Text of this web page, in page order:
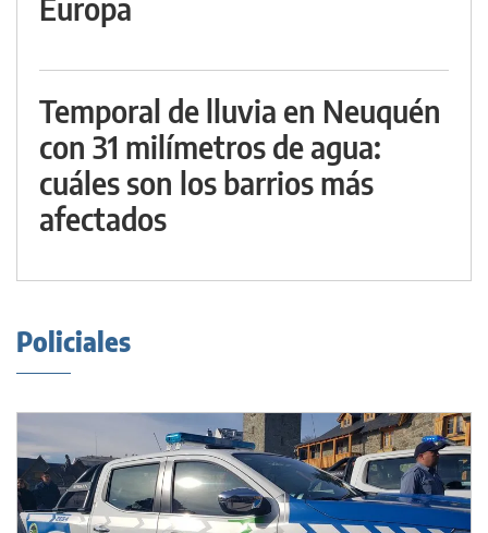
Europa
Temporal de lluvia en Neuquén
con 31 milímetros de agua:
cuáles son los barrios más
afectados
Policiales